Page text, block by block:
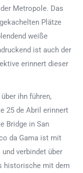
Metropole. Das
Plätze
weiße
ist auch der
erinnert dieser
ihn führen,
25 de Abril erinnert
Bridge in San
da Gama ist mit
verbindet über
historische mit dem